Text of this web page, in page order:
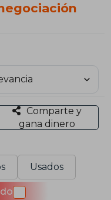
Comparte y
gana dinero
Usados